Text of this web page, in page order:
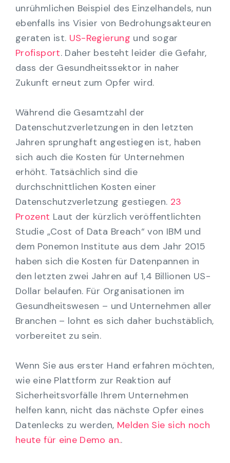
unrühmlichen Beispiel des Einzelhandels, nun
ebenfalls ins Visier von Bedrohungsakteuren
geraten ist. US-Regierung und sogar
Profisport. Daher besteht leider die Gefahr,
dass der Gesundheitssektor in naher
Zukunft erneut zum Opfer wird.
Während die Gesamtzahl der
Datenschutzverletzungen in den letzten
Jahren sprunghaft angestiegen ist, haben
sich auch die Kosten für Unternehmen
erhöht. Tatsächlich sind die
durchschnittlichen Kosten einer
Datenschutzverletzung gestiegen. 23
Prozent Laut der kürzlich veröffentlichten
Studie „Cost of Data Breach“ von IBM und
dem Ponemon Institute aus dem Jahr 2015
haben sich die Kosten für Datenpannen in
den letzten zwei Jahren auf 1,4 Billionen US-
Dollar belaufen. Für Organisationen im
Gesundheitswesen – und Unternehmen aller
Branchen – lohnt es sich daher buchstäblich,
vorbereitet zu sein.
Wenn Sie aus erster Hand erfahren möchten,
wie eine Plattform zur Reaktion auf
Sicherheitsvorfälle Ihrem Unternehmen
helfen kann, nicht das nächste Opfer eines
Datenlecks zu werden, Melden Sie sich noch
heute für eine Demo an..